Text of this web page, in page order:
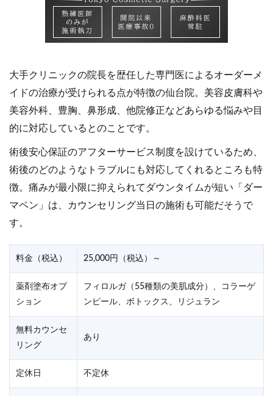
大手クリニックの院長を歴任した専門医によるオーダーメ
イドの治療が受けられる点が特徴の仙台院。美容皮膚科や
美容外科、豊胸、鼻形成、他院修正などあらゆる悩みや目
的に対応しているとのことです。
術後安心保証のアフターサービス制度を設けているため、
術後のどのようなトラブルにも対応してくれるところも特
徴。痛みが最小限に抑えられてダウンタイムが短い「ダー
マペン」は、カウンセリング当日の施術も可能だそうで
す。
料金（税込） 25,000円（税込）～
薬剤塗布オプ
ション
フィロルガ（55種類の美肌成分）、コラーゲ
ンピール、ボトックス、リジュラン
無料カウンセ
リング
あり
定休日 不定休